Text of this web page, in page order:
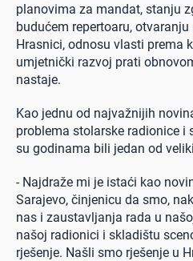
planovima za mandat, stanju
budućem repertoaru, otvaranju
Hrasnici, odnosu vlasti prema
umjetnički razvoj prati
nastaje.
Kao jednu od najvažnijih
problema stolarske radionice i
su godinama bili jedan od
- Najdraže mi je istaći kao
Sarajevo, činjenicu da smo,
nas i zaustavljanja rada u
našoj radionici i skladištu
rješenje. Našli smo rješenje u